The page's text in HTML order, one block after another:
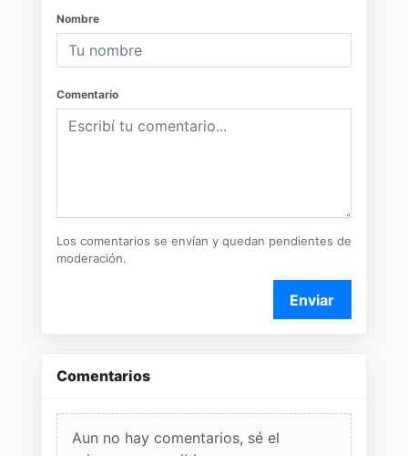
Nombre
Comentario
Los comentarios se envían y quedan pendientes de
moderación.
Enviar
Comentarios
Aun no hay comentarios, sé el